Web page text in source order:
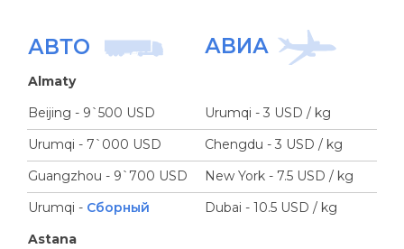
АВТО АВИА
Almaty
Beijing - 9`500 USD
Urumqi - 3 USD / kg
Urumqi - 7`000 USD
Chengdu - 3 USD / kg
Guangzhou - 9`700 USD
New York - 7.5 USD / kg
Urumqi - Сборный
Dubai - 10.5 USD / kg
Astana